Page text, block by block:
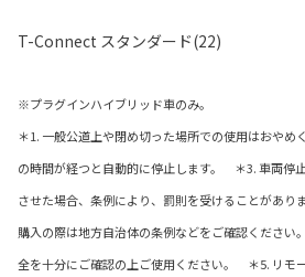
T-Connect スタンダード(22)
※プラグインハイブリッド車のみ。
＊1. 一般公道上や閉め切った場所での使用はおや
の時間が経つと自動的に停止します。 ＊3. 車両停
させた場合、条例により、罰則を受けることがあり
購入の際は地方自治体の条例などをご確認くださ
全を十分にご確認の上ご使用ください。 ＊5. リモ